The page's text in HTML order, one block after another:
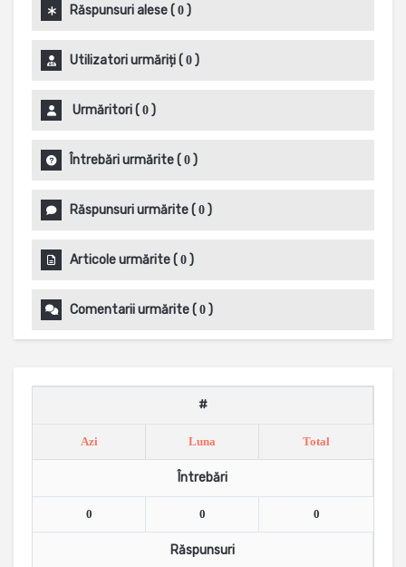
Răspunsuri alese( 0 )
Utilizatori urmăriți( 0 )
Urmăritori( 0 )
Întrebări urmărite( 0 )
Răspunsuri urmărite( 0 )
Articole urmărite( 0 )
Comentarii urmărite( 0 )
#
Azi Luna Total
Întrebări
0 0 0
Răspunsuri